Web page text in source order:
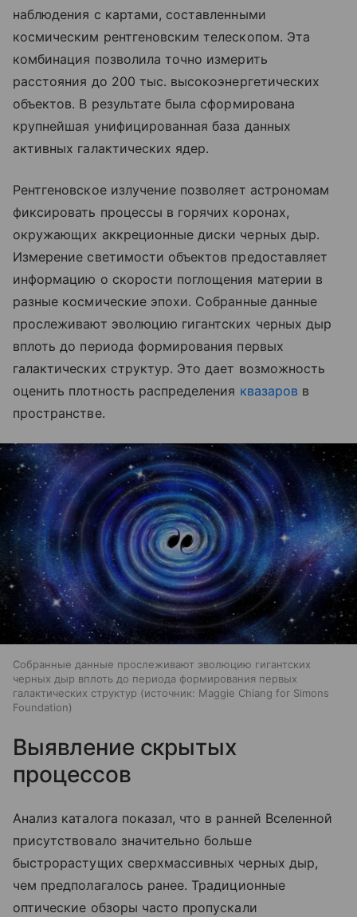
наблюдения с картами, составленными
космическим рентгеновским телескопом. Эта
комбинация позволила точно измерить
расстояния до 200 тыс. высокоэнергетических
объектов. В результате была сформирована
крупнейшая унифицированная база данных
активных галактических ядер.
Рентгеновское излучение позволяет астрономам
фиксировать процессы в горячих коронах,
окружающих аккреционные диски черных дыр.
Измерение светимости объектов предоставляет
информацию о скорости поглощения материи в
разные космические эпохи. Собранные данные
прослеживают эволюцию гигантских черных дыр
вплоть до периода формирования первых
галактических структур. Это дает возможность
оценить плотность распределения квазаров в
пространстве.
Собранные данные прослеживают эволюцию гигантских
черных дыр вплоть до периода формирования первых
галактических структур
источник: Maggie Chiang for Simons
Foundation
Выявление скрытых
процессов
Анализ каталога показал, что в ранней Вселенной
присутствовало значительно больше
быстрорастущих сверхмассивных черных дыр,
чем предполагалось ранее. Традиционные
оптические обзоры часто пропускали